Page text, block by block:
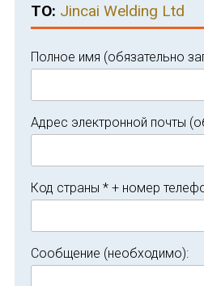
TO: Jincai Welding Ltd
Полное имя (обязательно
Адрес электронной почты
Код страны * + номер
Сообщение (необходимо):